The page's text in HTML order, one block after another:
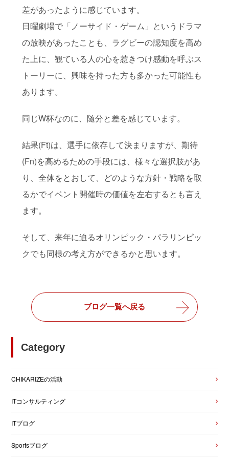
差があったように感じています。
日曜劇場で「ノーサイド・ゲーム」というドラマ
の放映があったことも、ラグビーの認知度を高め
た上に、観ている人の心を惹きつけ感動を呼ぶス
トーリーに、興味を持った方も多かった可能性も
あります。
同じW杯なのに、随分と差を感じています。
結果(Ft)は、選手に依存して決まりますが、期待
(Fn)を高めるための手段には、様々な選択肢があ
り、全体をとおして、どのような方針・戦略を取
るかでイベント開催時の価値を左右するとも言え
ます。
そして、来年に迫るオリンピック・パラリンピッ
クでも同様の考え方ができるかと思います。
ブログ一覧へ戻る
Category
CHIKARIZEの活動
ITコンサルティング
ITブログ
Sportsブログ